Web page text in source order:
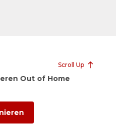
Scroll Up
Out of Home